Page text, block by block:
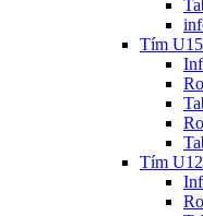
Tím
Tím U12